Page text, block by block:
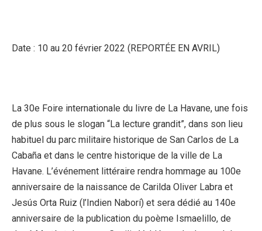
Date : 10 au 20 février 2022 (REPORTÉE EN AVRIL)
La 30e Foire internationale du livre de La Havane, une fois
de plus sous le slogan “La lecture grandit”, dans son lieu
habituel du parc militaire historique de San Carlos de La
Cabaña et dans le centre historique de la ville de La
Havane. L’événement littéraire rendra hommage au 100e
anniversaire de la naissance de Carilda Oliver Labra et
Jesús Orta Ruiz (l’Indien Naborí) et sera dédié au 140e
anniversaire de la publication du poème Ismaelillo, de